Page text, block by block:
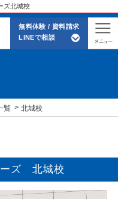
ズ北城校
無料体験 / 資料請求
LINEで相談
覧 北城校
ーズ 北城校